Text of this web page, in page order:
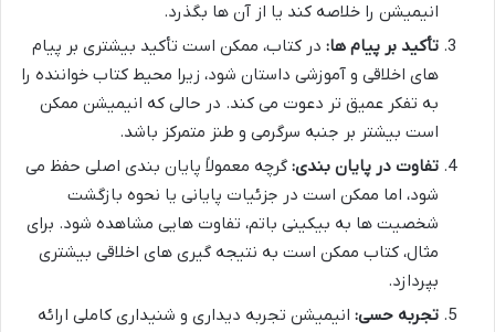
انیمیشن را خلاصه کند یا از آن ها بگذرد.
تأکید بر پیام ها: در کتاب، ممکن است تأکید بیشتری بر پیام
های اخلاقی و آموزشی داستان شود، زیرا محیط کتاب خواننده را
به تفکر عمیق تر دعوت می کند. در حالی که انیمیشن ممکن
است بیشتر بر جنبه سرگرمی و طنز متمرکز باشد.
تفاوت در پایان بندی: گرچه معمولاً پایان بندی اصلی حفظ می
شود، اما ممکن است در جزئیات پایانی یا نحوه بازگشت
شخصیت ها به بیکینی باتم، تفاوت هایی مشاهده شود. برای
مثال، کتاب ممکن است به نتیجه گیری های اخلاقی بیشتری
بپردازد.
تجربه حسی: انیمیشن تجربه دیداری و شنیداری کاملی ارائه